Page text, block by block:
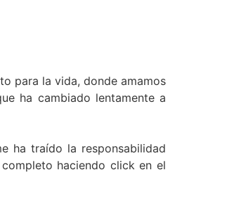
para la vida, donde amamos
ha cambiado lentamente a
ha traído la responsabilidad
haciendo click en el